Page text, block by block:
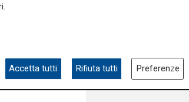
Accetta tutti Rifiuta tutti Preferenze